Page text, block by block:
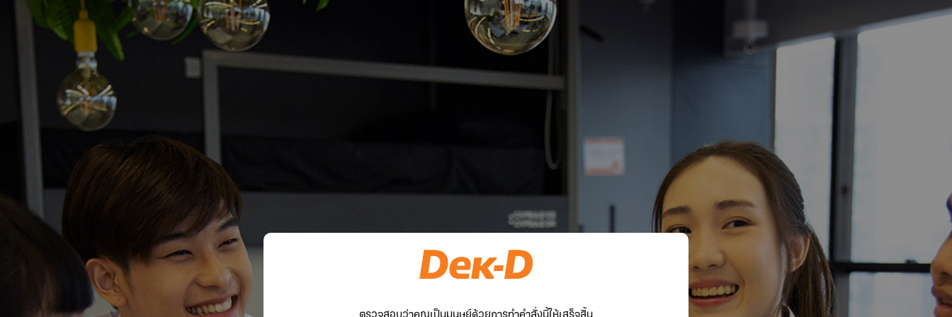
ตรวจสอบว่าคุณเป็นมนุษย์ด้วยการทำคำสั่งนี้ให้เสร็จสิ้น